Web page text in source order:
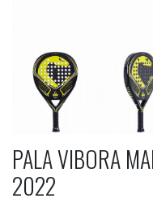
PALA VIBORA
2022